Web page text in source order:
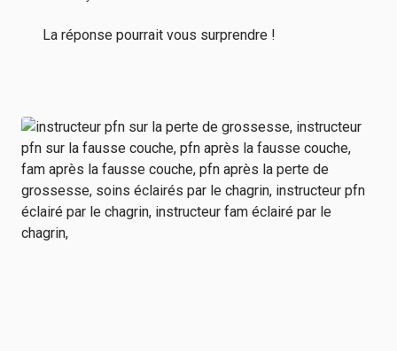
La réponse pourrait vous surprendre !